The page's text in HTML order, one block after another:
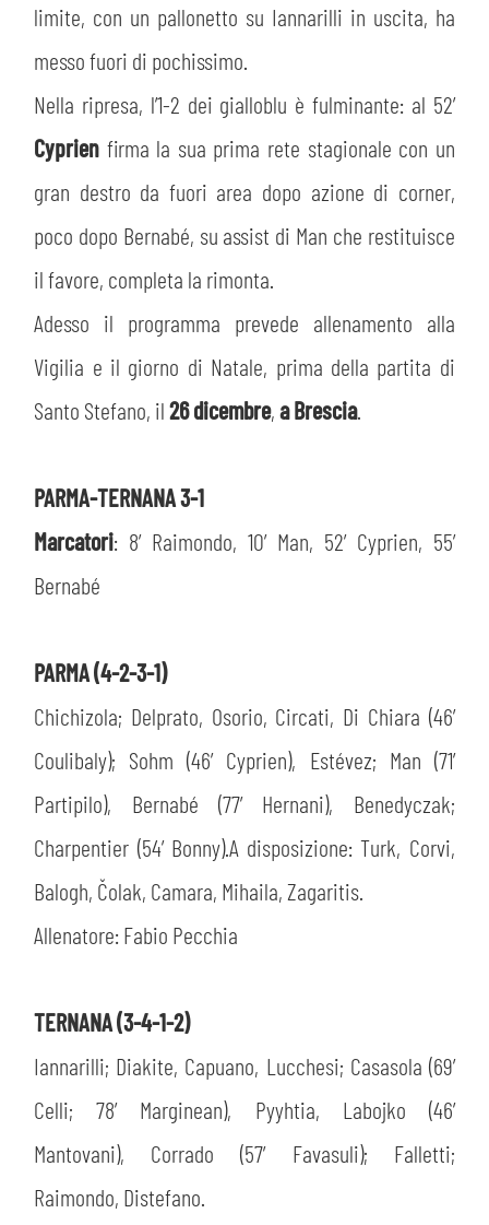
INFORMATIVA FINANZIARIA
PARTNER
limite, con un pallonetto su Iannarilli in uscita, ha
messo fuori di pochissimo.
Nella ripresa, l’1-2 dei gialloblu è fulminante: al 52’
Cyprien firma la sua prima rete stagionale con un
gran destro da fuori area dopo azione di corner,
poco dopo Bernabé, su assist di Man che restituisce
il favore, completa la rimonta.
Adesso il programma prevede allenamento alla
Vigilia e il giorno di Natale, prima della partita di
Santo Stefano, il26 dicembre,a Brescia.
PARMA-TERNANA 3-1
Marcatori: 8’ Raimondo, 10’ Man, 52’ Cyprien, 55’
Bernabé
PARMA (4-2-3-1)
Chichizola; Delprato, Osorio, Circati, Di Chiara (46’
Coulibaly); Sohm (46’ Cyprien), Estévez; Man (71’
Partipilo), Bernabé (77’ Hernani), Benedyczak;
Charpentier (54’ Bonny).A disposizione: Turk, Corvi,
Balogh, Čolak, Camara, Mihaila, Zagaritis.
Allenatore: Fabio Pecchia
TERNANA (3-4-1-2)
Iannarilli; Diakite, Capuano, Lucchesi; Casasola (69’
Celli; 78’ Marginean), Pyyhtia, Labojko (46’
Mantovani), Corrado (57’ Favasuli); Falletti;
Raimondo, Distefano.